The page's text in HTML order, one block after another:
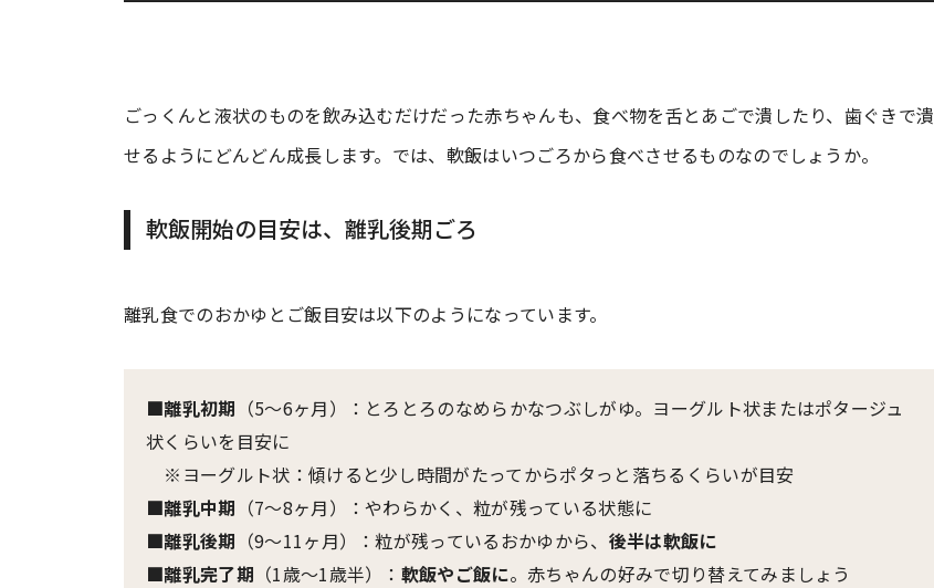
ごっくんと液状のものを飲み込むだけだった赤ちゃんも、食べ物を舌とあごで潰したり、歯ぐきで潰
せるようにどんどん成長します。では、軟飯はいつごろから食べさせるものなのでしょうか。
軟飯開始の目安は、離乳後期ごろ
離乳食でのおかゆとご飯目安は以下のようになっています。
■離乳初期 （5〜6ヶ月）：とろとろのなめらかなつぶしがゆ。ヨーグルト状またはポタージュ
状くらいを目安に
※ヨーグルト状：傾けると少し時間がたってからポタっと落ちるくらいが目安
■離乳中期 （7〜8ヶ月）：やわらかく、粒が残っている状態に
■離乳後期 （9〜11ヶ月）：粒が残っているおかゆから、 後半は軟飯に
■離乳完了期 （1歳〜1歳半）： 軟飯やご飯に。赤ちゃんの好みで切り替えてみましょう